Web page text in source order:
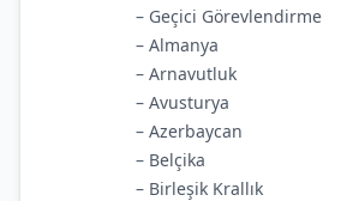
– Geçici Görevlendirme
– Almanya
– Arnavutluk
– Avusturya
– Azerbaycan
– Belçika
– Birleşik Krallık